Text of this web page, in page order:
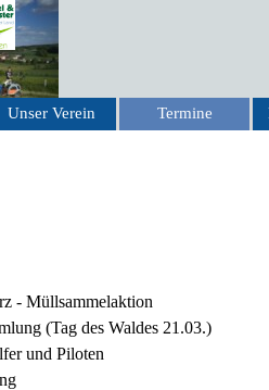
Unser Verein ▼
Termine
- Müllsammelaktion
(Tag des Waldes 21.03.)
und Piloten